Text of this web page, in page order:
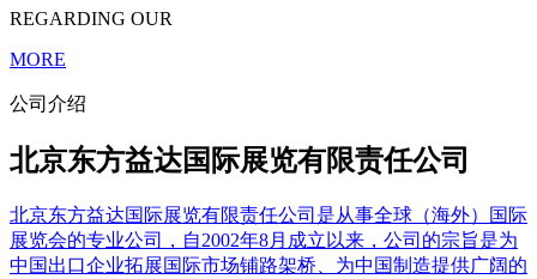
REGARDING OUR
MORE
公司介绍
北京东方益达国际展览有限责任公司
北京东方益达国际展览有限责任公司是从事全球（海外）国际
展览会的专业公司，自2002年8月成立以来，公司的宗旨是为
中国出口企业拓展国际市场铺路架桥、为中国制造提供广阔的